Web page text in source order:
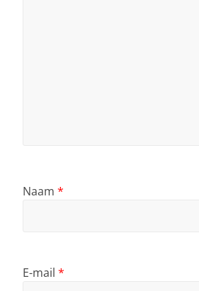
Naam *
E-mail *